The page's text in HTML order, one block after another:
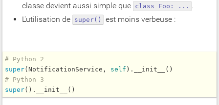
classe devient aussi simple que class Foo: ... .
L'utilisation de super() est moins verbeuse :
# Python 2
super(NotificationService, self ). __init__
# Python 3
super(). __init__